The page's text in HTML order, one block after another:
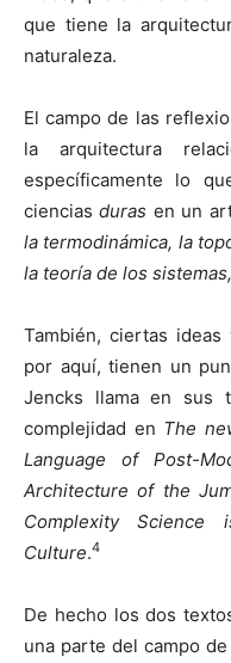
que tiene la
naturaleza.
El campo de las
la arquitectura
específicamente lo
cienciasduras en un
la termodinámica, la
la teoría de los
También, ciertas
por aquí, tienen un
Jencks llama en sus
complejidad en The
Language of Post-
Architecture of the
Complexity Science
Culture.4
De hecho los dos
una parte del campo